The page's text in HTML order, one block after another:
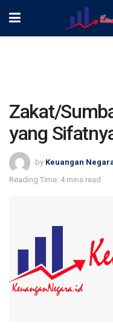
Zakat/
yang
by Keuangan
Reading Time: 4 mins read